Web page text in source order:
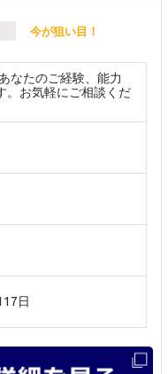
今が狙い目！
なたのご経験、能力
。お気軽にご相談くだ
日